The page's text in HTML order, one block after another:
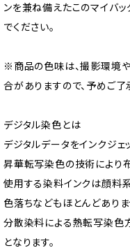
ンを兼ね備えたこのマイバ
でください。
※商品の色味は、撮影環境
合がありますので、予めご了
デジタル染色とは
デジタルデータをインクジェ
昇華転写染色の技術により
使用する染料インクは顔料
色落ちなどもほとんどありま
分散染料による熱転写染色
となります。